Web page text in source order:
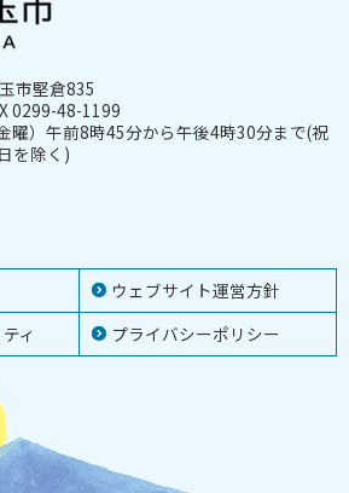
ウェブサイト運営方針
ィ
プライバシーポリシー
市堅倉835
0299-48-1199
曜）午前8時45分から午後4時30分まで(祝
を除く)